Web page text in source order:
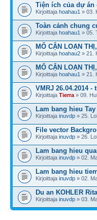
Tiện ích của dự án
Kirjoittaja hoahau1 » 03.
Toàn cảnh chung
Kirjoittaja hoahau1 » 05.
MỔ CẬN LOẠN
Kirjoittaja hoahau2 » 21.
MỔ CẬN LOẠN
Kirjoittaja hoahau1 » 21.
VMRJ 26.04.2014 -
Kirjoittaja Tierra » 09.
Lam bang hieu
Kirjoittaja inuvdp » 25.
File vector
Kirjoittaja inuvdp » 26.
Lam bang hieu
Kirjoittaja inuvdp » 02.
Lam bang hieu
Kirjoittaja inuvdp » 02.
Du an KOHLER
Kirjoittaja inuvdp » 03.